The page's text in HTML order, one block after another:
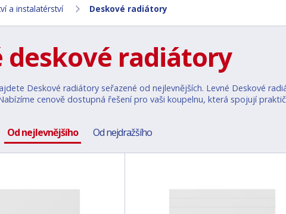
a instalatérství Deskové radiátory
deskové radiátory
Deskové radiátory seřazené od nejlevnějších. Levné Deskové
cenově dostupná řešení pro vaši koupelnu, která spojují
Od nejlevnějšího Od nejdražšího